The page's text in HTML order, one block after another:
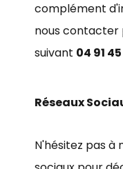
complément
nous contacter
suivant 04 91
Réseaux
N'hésitez pas à